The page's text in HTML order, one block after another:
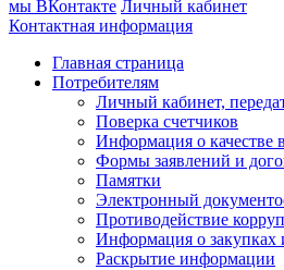
мы ВКонтакте Личный кабинет
Контактная информация
Главная страница
Потребителям
Личный кабинет,
Поверка счетчиков
Информация о качестве
Формы заявлений и
Памятки
Электронный
Противодействие
Информация о закупках
Раскрытие информации